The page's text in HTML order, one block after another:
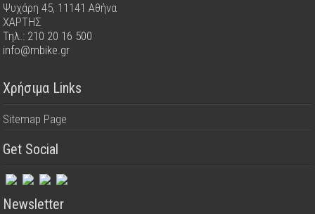
Ψυχάρη 45, 11141 Αθήνα
ΧΑΡΤΗΣ
Τηλ.: 210 20 16 500
info@mbike.gr
Χρήσιμα Links
Sitemap Page
Get Social
Newsletter